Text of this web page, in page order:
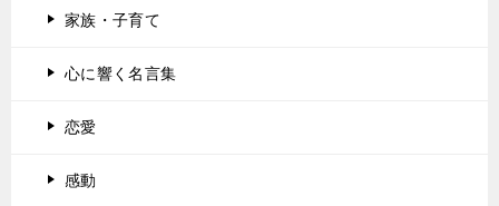
家族・子育て
心に響く名言集
恋愛
感動